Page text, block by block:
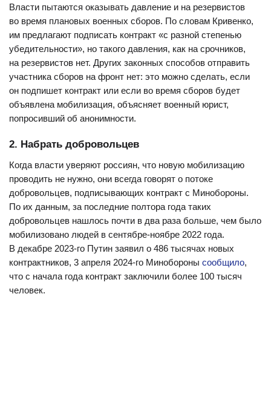
о гибели 96 срочников, которых или заставили подписать
контракт, или поставили подпись за них. 9 марта 2022 года
Минобороны Россиипризналонесколько фактов участия
срочников в войне и сообщило о взятии в плен «ряда
военнослужащих» срочной службы.
Позднее срочники гибли в приграничных с Украиной
российских регионах. В марте прошлого года пропагандист
Павел Зарубин со ссылкой на министра обороны Сергея
укомплектованные срочниками части от границы
диверсионных групп на Белгородскую область — по версии
Зарубина, информацию о нападении российская разведка
получила за недели до его начала. Однако и после этого
новости о гибели срочников в приграничных регионах
появляются регулярно: июнь 2023 года,август 2023 года,
сентябрь 2023 года,январь 2024 года.
Власти пытаются оказывать давление и на резервистов
во время плановых военных сборов. По словам Кривенко,
им предлагают подписать контракт «с разной степенью
убедительности», но такого давления, как на срочников,
на резервистов нет. Других законных способов отправить
участника сборов на фронт нет: это можно сделать, если
он подпишет контракт или если во время сборов будет
объявлена мобилизация, объясняет военный юрист,
попросивший об анонимности.
2. Набрать добровольцев
Когда власти уверяют россиян, что новую мобилизацию
проводить не нужно, они всегда говорят о потоке
добровольцев, подписывающих контракт с Минобороны.
По их данным, за последние полтора года таких
добровольцев нашлось почти в два раза больше, чем было
мобилизовано людей в сентябре-ноябре 2022 года.
В декабре 2023-го Путин заявил о 486 тысячах новых
контрактников, 3 апреля 2024-го Минобороны сообщило,
что с начала года контракт заключили более 100 тысяч
человек.